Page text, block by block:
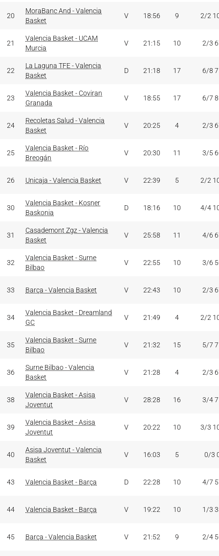
20
MoraBanc And - Valencia
Basket
V 18:56 9 2/2
21
Valencia Basket - UCAM
Murcia
V 21:15 10 2/3
22
La Laguna TFE - Valencia
Basket
D 21:18 17 6/8
23
Valencia Basket - Coviran
Granada
V 18:55 17 6/7
24
Recoletas Salud - Valencia
Basket
V 20:25 4 2/3
25
Valencia Basket - Río
Breogán
V 20:30 11 3/5
26 Unicaja - Valencia Basket V 22:39 5 2/2
30
Valencia Basket - Kosner
Baskonia
D 18:16 10 4/4
31
Casademont Zgz - Valencia
Basket
V 25:58 11 4/6
32
Valencia Basket - Surne
Bilbao
V 22:55 10 3/6
33 Barça - Valencia Basket V 22:43 10 2/3
34
Valencia Basket - Dreamland
GC
V 21:49 4 2/2
35
Valencia Basket - Surne
Bilbao
V 21:32 15 5/7
36
Surne Bilbao - Valencia
Basket
V 21:28 4 2/3
38
Valencia Basket - Asisa
Joventut
V 28:28 16 3/4
39
Valencia Basket - Asisa
Joventut
V 20:22 10 3/3
40
Asisa Joventut - Valencia
Basket
V 16:03 5 0/3
43 Valencia Basket - Barça D 22:28 10 4/7
44 Valencia Basket - Barça V 19:22 10 1/3
45 Barça - Valencia Basket V 21:52 9 2/4